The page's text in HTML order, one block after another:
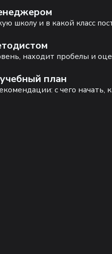
школу и в какой класс
находит пробелы и
план
с чего начать,